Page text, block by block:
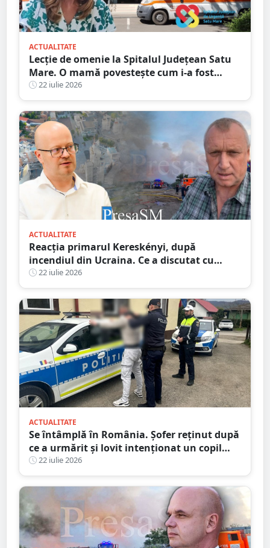
ACTUALITATE
Lecție de omenie la Spitalul Județean Satu
Mare. O mamă povestește cum i-a fost
salvată speranța
22 iulie 2026
ACTUALITATE
Reacția primarul Kereskényi, după
incendiul din Ucraina. Ce a discutat cu
omologul din Beregovo
22 iulie 2026
ACTUALITATE
Se întâmplă în România. Șofer reținut după
ce a urmărit și lovit intenționat un copil
aflat pe trotinetă
22 iulie 2026